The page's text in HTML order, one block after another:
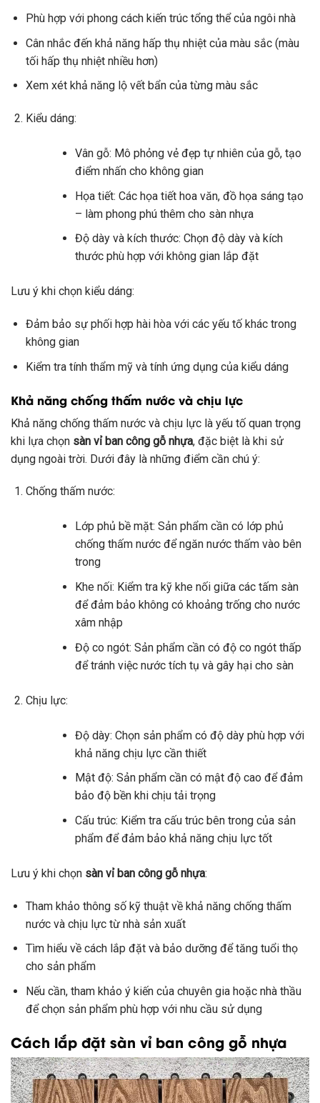
Phù hợp với phong cách kiến trúc tổng thể của ngôi nhà
Cân nhắc đến khả năng hấp thụ nhiệt của màu sắc (màu
tối hấp thụ nhiệt nhiều hơn)
Xem xét khả năng lộ vết bẩn của từng màu sắc
Kiểu dáng:
Vân gỗ: Mô phỏng vẻ đẹp tự nhiên của gỗ, tạo
điểm nhấn cho không gian
Họa tiết: Các họa tiết hoa văn, đồ họa sáng tạo
– làm phong phú thêm cho sàn nhựa
Độ dày và kích thước: Chọn độ dày và kích
thước phù hợp với không gian lắp đặt
Lưu ý khi chọn kiểu dáng:
Đảm bảo sự phối hợp hài hòa với các yếu tố khác trong
không gian
Kiểm tra tính thẩm mỹ và tính ứng dụng của kiểu dáng
Khả năng chống thấm nước và chịu lực
Khả năng chống thấm nước và chịu lực là yếu tố quan trọng
khi lựa chọn sàn vỉ ban công gỗ nhựa, đặc biệt là khi sử
dụng ngoài trời. Dưới đây là những điểm cần chú ý:
Chống thấm nước:
Lớp phủ bề mặt: Sản phẩm cần có lớp phủ
chống thấm nước để ngăn nước thấm vào bên
trong
Khe nối: Kiểm tra kỹ khe nối giữa các tấm sàn
để đảm bảo không có khoảng trống cho nước
xâm nhập
Độ co ngót: Sản phẩm cần có độ co ngót thấp
để tránh việc nước tích tụ và gây hại cho sàn
Chịu lực:
Độ dày: Chọn sản phẩm có độ dày phù hợp với
khả năng chịu lực cần thiết
Mật độ: Sản phẩm cần có mật độ cao để đảm
bảo độ bền khi chịu tải trọng
Cấu trúc: Kiểm tra cấu trúc bên trong của sản
phẩm để đảm bảo khả năng chịu lực tốt
Lưu ý khi chọn sàn vỉ ban công gỗ nhựa:
Tham khảo thông số kỹ thuật về khả năng chống thấm
nước và chịu lực từ nhà sản xuất
Tìm hiểu về cách lắp đặt và bảo dưỡng để tăng tuổi thọ
cho sản phẩm
Nếu cần, tham khảo ý kiến của chuyên gia hoặc nhà thầu
để chọn sản phẩm phù hợp với nhu cầu sử dụng
Cách lắp đặt sàn vỉ ban công gỗ nhựa